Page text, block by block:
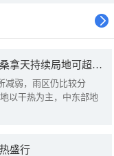
我国降雨强度进一步减弱 中东部大范围桑拿天持续局地可超38℃
减弱，雨区仍比较分
以干热为主，中东部地
盛行